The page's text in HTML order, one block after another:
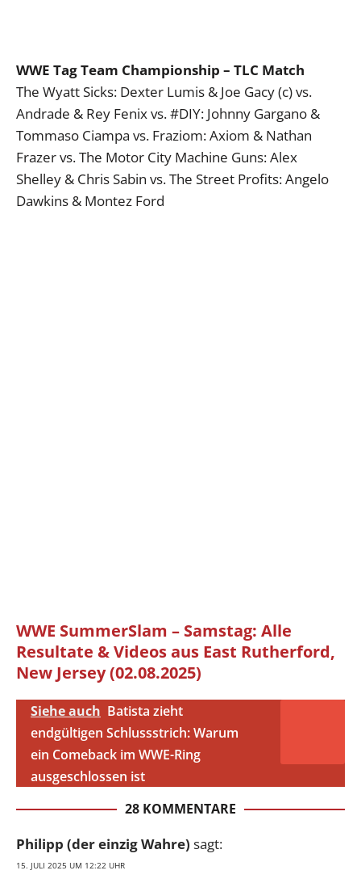
WWE Tag Team Championship – TLC Match
The Wyatt Sicks: Dexter Lumis & Joe Gacy (c) vs.
Andrade & Rey Fenix vs. #DIY: Johnny Gargano &
Tommaso Ciampa vs. Fraziom: Axiom & Nathan
Frazer vs. The Motor City Machine Guns: Alex
Shelley & Chris Sabin vs. The Street Profits: Angelo
Dawkins & Montez Ford
WWE SummerSlam – Samstag: Alle
Resultate & Videos aus East Rutherford,
New Jersey (02.08.2025)
Siehe auch Batista zieht
endgültigen Schlussstrich: Warum
ein Comeback im WWE-Ring
ausgeschlossen ist
28 KOMMENTARE
Philipp (der einzig Wahre) sagt:
15. JULI 2025 UM 12:22 UHR